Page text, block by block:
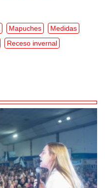
Mapuches
Medidas
Receso invernal